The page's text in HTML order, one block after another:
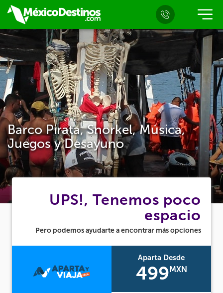
Barco Pirata, Snorkel, Música,
Juegos y Desayuno
UPS!, Tenemos poco
espacio
Pero podemos ayudarte a encontrar más opciones
Aparta Desde
499MXN